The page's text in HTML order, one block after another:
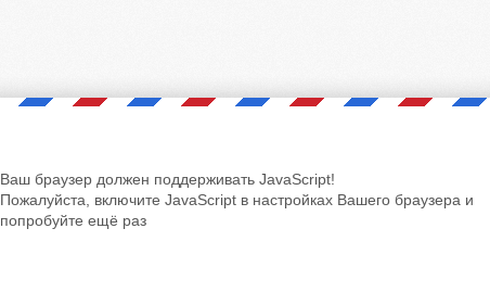
Ваш браузер должен поддерживать JavaScript!
Пожалуйста, включите JavaScript в настройках Вашего браузера и
попробуйте ещё раз